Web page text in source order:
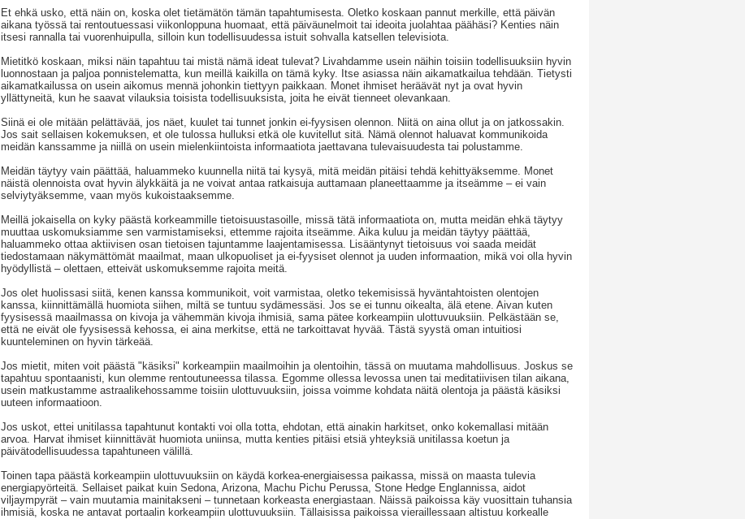
Et ehkä usko, että näin on, koska olet tietämätön tämän tapahtumisesta. Oletko koskaan pannut merkille, että päivän
aikana työssä tai rentoutuessasi viikonloppuna huomaat, että päiväunelmoit tai ideoita juolahtaa päähäsi? Kenties näin
itsesi rannalla tai vuorenhuipulla, silloin kun todellisuudessa istuit sohvalla katsellen televisiota.
Mietitkö koskaan, miksi näin tapahtuu tai mistä nämä ideat tulevat? Livahdamme usein näihin toisiin todellisuuksiin hyvin
luonnostaan ja paljoa ponnistelematta, kun meillä kaikilla on tämä kyky. Itse asiassa näin aikamatkailua tehdään. Tietysti
aikamatkailussa on usein aikomus mennä johonkin tiettyyn paikkaan. Monet ihmiset heräävät nyt ja ovat hyvin
yllättyneitä, kun he saavat vilauksia toisista todellisuuksista, joita he eivät tienneet olevankaan.
Siinä ei ole mitään pelättävää, jos näet, kuulet tai tunnet jonkin ei-fyysisen olennon. Niitä on aina ollut ja on jatkossakin.
Jos sait sellaisen kokemuksen, et ole tulossa hulluksi etkä ole kuvitellut sitä. Nämä olennot haluavat kommunikoida
meidän kanssamme ja niillä on usein mielenkiintoista informaatiota jaettavana tulevaisuudesta tai polustamme.
Meidän täytyy vain päättää, haluammeko kuunnella niitä tai kysyä, mitä meidän pitäisi tehdä kehittyäksemme. Monet
näistä olennoista ovat hyvin älykkäitä ja ne voivat antaa ratkaisuja auttamaan planeettaamme ja itseämme – ei vain
selviytyäksemme, vaan myös kukoistaaksemme.
Meillä jokaisella on kyky päästä korkeammille tietoisuustasoille, missä tätä informaatiota on, mutta meidän ehkä täytyy
muuttaa uskomuksiamme sen varmistamiseksi, ettemme rajoita itseämme. Aika kuluu ja meidän täytyy päättää,
haluammeko ottaa aktiivisen osan tietoisen tajuntamme laajentamisessa. Lisääntynyt tietoisuus voi saada meidät
tiedostamaan näkymättömät maailmat, maan ulkopuoliset ja ei-fyysiset olennot ja uuden informaation, mikä voi olla hyvin
hyödyllistä – olettaen, etteivät uskomuksemme rajoita meitä.
Jos olet huolissasi siitä, kenen kanssa kommunikoit, voit varmistaa, oletko tekemisissä hyväntahtoisten olentojen
kanssa, kiinnittämällä huomiota siihen, miltä se tuntuu sydämessäsi. Jos se ei tunnu oikealta, älä etene. Aivan kuten
fyysisessä maailmassa on kivoja ja vähemmän kivoja ihmisiä, sama pätee korkeampiin ulottuvuuksiin. Pelkästään se,
että ne eivät ole fyysisessä kehossa, ei aina merkitse, että ne tarkoittavat hyvää. Tästä syystä oman intuitiosi
kuunteleminen on hyvin tärkeää.
Jos mietit, miten voit päästä "käsiksi" korkeampiin maailmoihin ja olentoihin, tässä on muutama mahdollisuus. Joskus se
tapahtuu spontaanisti, kun olemme rentoutuneessa tilassa. Egomme ollessa levossa unen tai meditatiivisen tilan aikana,
usein matkustamme astraalikehossamme toisiin ulottuvuuksiin, joissa voimme kohdata näitä olentoja ja päästä käsiksi
uuteen informaatioon.
Jos uskot, ettei unitilassa tapahtunut kontakti voi olla totta, ehdotan, että ainakin harkitset, onko kokemallasi mitään
arvoa. Harvat ihmiset kiinnittävät huomiota uniinsa, mutta kenties pitäisi etsiä yhteyksiä unitilassa koetun ja
päivätodellisuudessa tapahtuneen välillä.
Toinen tapa päästä korkeampiin ulottuvuuksiin on käydä korkea-energiaisessa paikassa, missä on maasta tulevia
energiapyörteitä. Sellaiset paikat kuin Sedona, Arizona, Machu Pichu Perussa, Stone Hedge Englannissa, aidot
viljaympyrät – vain muutamia mainitakseni – tunnetaan korkeasta energiastaan. Näissä paikoissa käy vuosittain tuhansia
ihmisiä, koska ne antavat portaalin korkeampiin ulottuvuuksiin. Tällaisissa paikoissa vieraillessaan altistuu korkealle